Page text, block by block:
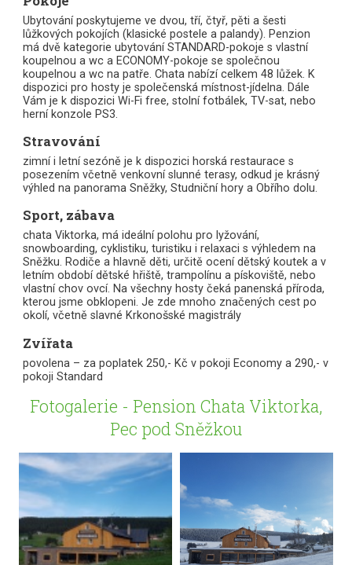
Ubytování poskytujeme ve dvou, tří, čtyř, pěti a šesti
lůžkových pokojích (klasické postele a palandy). Penzion
má dvě kategorie ubytování STANDARD-pokoje s vlastní
koupelnou a wc a ECONOMY-pokoje se společnou
koupelnou a wc na patře. Chata nabízí celkem 48 lůžek. K
dispozici pro hosty je společenská místnost-jídelna. Dále
Vám je k dispozici Wi-Fi free, stolní fotbálek, TV-sat, nebo
herní konzole PS3.
Stravování
zimní i letní sezóně je k dispozici horská restaurace s
posezením včetně venkovní slunné terasy, odkud je krásný
výhled na panorama Sněžky, Studniční hory a Obřího dolu.
Sport, zábava
chata Viktorka, má ideální polohu pro lyžování,
snowboarding, cyklistiku, turistiku i relaxaci s výhledem na
Sněžku. Rodiče a hlavně děti, určitě ocení dětský koutek a v
letním období dětské hřiště, trampolínu a pískoviště, nebo
vlastní chov ovcí. Na všechny hosty čeká panenská příroda,
kterou jsme obklopeni. Je zde mnoho značených cest po
okolí, včetně slavné Krkonošské magistrály
Zvířata
povolena – za poplatek 250,- Kč v pokoji Economy a 290,- v
pokoji Standard
Fotogalerie - Pension Chata Viktorka,
Pec pod Sněžkou